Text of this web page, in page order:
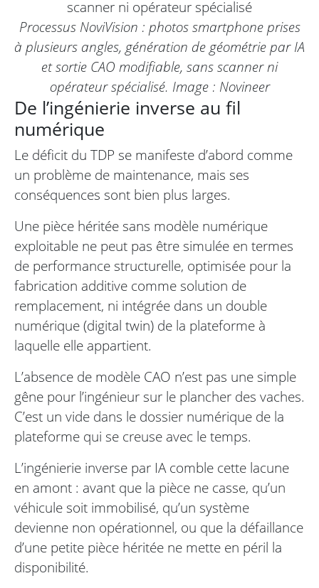
Processus NoviVision : photos smartphone prises
à plusieurs angles, génération de géométrie par IA
et sortie CAO modifiable, sans scanner ni
opérateur spécialisé. Image : Novineer
De l’ingénierie inverse au fil
numérique
Le déficit du TDP se manifeste d’abord comme
un problème de maintenance, mais ses
conséquences sont bien plus larges.
Une pièce héritée sans modèle numérique
exploitable ne peut pas être simulée en termes
de performance structurelle, optimisée pour la
fabrication additive comme solution de
remplacement, ni intégrée dans un double
numérique (digital twin) de la plateforme à
laquelle elle appartient.
L’absence de modèle CAO n’est pas une simple
gêne pour l’ingénieur sur le plancher des vaches.
C’est un vide dans le dossier numérique de la
plateforme qui se creuse avec le temps.
L’ingénierie inverse par IA comble cette lacune
en amont : avant que la pièce ne casse, qu’un
véhicule soit immobilisé, qu’un système
devienne non opérationnel, ou que la défaillance
d’une petite pièce héritée ne mette en péril la
disponibilité.